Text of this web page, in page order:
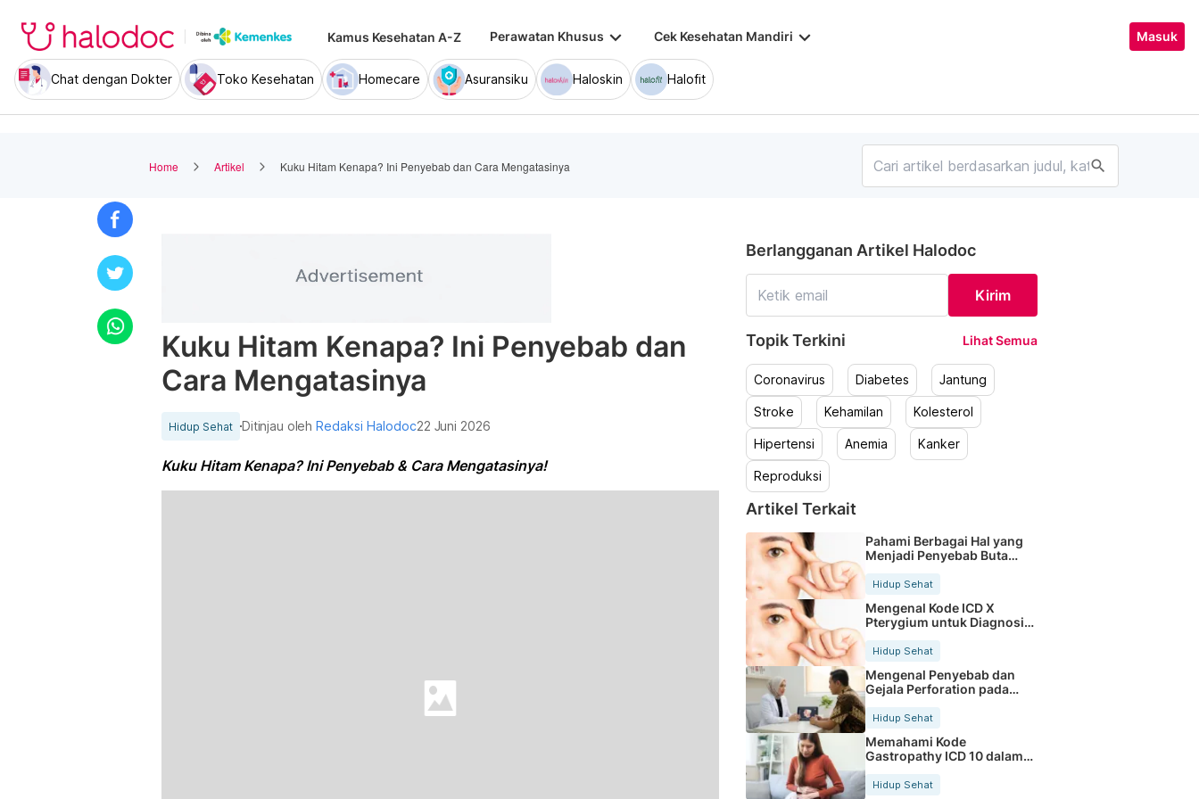
Kamus Kesehatan A-Z Perawatan Khusus keyboard_arrow_down Cek Kesehatan Mandiri keyboard_arrow_down Masuk
Chat dengan Dokter Toko Kesehatan Homecare Asuransiku Haloskin Halofit
Home Artikel Kuku Hitam Kenapa? Ini Penyebab dan Cara Mengatasinya search
Kuku Hitam Kenapa? Ini Penyebab dan
Cara Mengatasinya
Hidup Sehat Ditinjau olehRedaksi Halodoc22 Juni 2026
Kuku Hitam Kenapa? Ini Penyebab & Cara Mengatasinya!
Berlangganan Artikel Halodoc
Kirim
Topik Terkini Lihat Semua
Coronavirus Diabetes Jantung
Stroke Kehamilan Kolesterol
Hipertensi Anemia Kanker
Reproduksi
Artikel Terkait
Pahami Berbagai Hal yang
Menjadi Penyebab Buta
Hidup Sehat
Mengenal Kode ICD X
Pterygium untuk Diagnosis
Hidup Sehat
Mengenal Penyebab dan
Gejala Perforation pada
Tubuh
Hidup Sehat
Memahami Kode
Gastropathy ICD 10 dalam
Rekam Medis Pasien
Hidup Sehat